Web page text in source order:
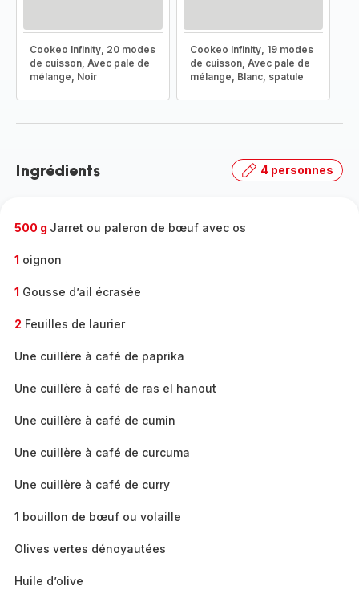
Cookeo Infinity, 20 modes
de cuisson, Avec pale de
mélange, Noir
Cookeo Infinity, 19 modes
de cuisson, Avec pale de
mélange, Blanc, spatule
Ingrédients 4 personnes
500 g Jarret ou paleron de bœuf avec os
1 oignon
1 Gousse d’ail écrasée
2 Feuilles de laurier
Une cuillère à café de paprika
Une cuillère à café de ras el hanout
Une cuillère à café de cumin
Une cuillère à café de curcuma
Une cuillère à café de curry
1 bouillon de bœuf ou volaille
Olives vertes dénoyautées
Huile d’olive